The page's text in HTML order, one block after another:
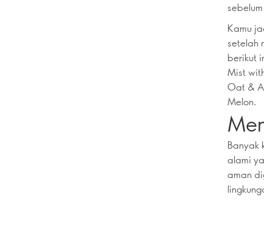
Kamu
setelah
berikut
Mist
Oat &
Melon.
Banyak
alami
aman